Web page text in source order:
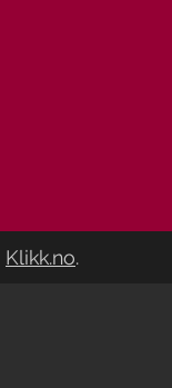
Klikk.no.